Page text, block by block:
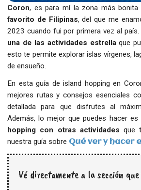
Coron, es para mí la zona más bonita
favorito de Filipinas, del que me
2023 cuando fui por primera vez al país.
una de las actividades estrellaque
esto te permite explorar islas vírgenes,
de ensueño.
En esta guía de island hopping en
mejores rutas y consejos esenciales
detallada para que disfrutes al
Además, lo mejor que puedes hacer es
hopping con otras actividades que
nuestra guía sobre Qué ver y hacer
Vé directamente a la sección